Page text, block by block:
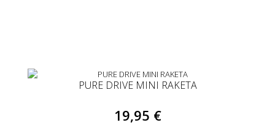
PURE DRIVE MINI RAKETA
19,95 €